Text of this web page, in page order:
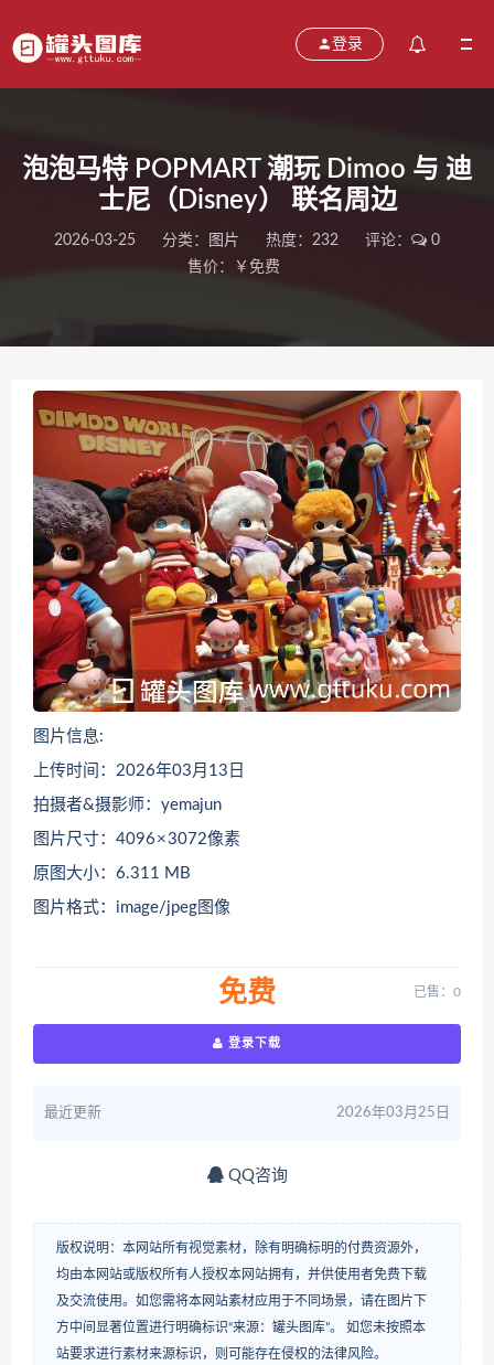
登录
泡泡马特 POPMART 潮玩 Dimoo 与 迪
士尼（Disney） 联名周边
2026-03-25 分类： 图片 热度：232 评论：
0
售价：￥免费
图片信息:
上传时间：2026年03月13日
拍摄者&摄影师：yemajun
图片尺寸：4096 × 3072像素
原图大小：6.311 MB
图片格式：image/jpeg图像
免费 已售：0
登录下载
最近更新 2026年03月25日
QQ咨询
版权说明：本网站所有视觉素材，除有明确标明的付费资源外，
均由本网站或版权所有人授权本网站拥有，并供使用者免费下载
及交流使用。如您需将本网站素材应用于不同场景，请在图片下
方中间显著位置进行明确标识“来源：罐头图库”。 如您未按照本
站要求进行素材来源标识，则可能存在侵权的法律风险。